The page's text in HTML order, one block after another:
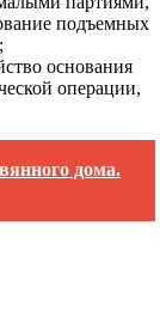
подъемных
основания
операции,
дома.